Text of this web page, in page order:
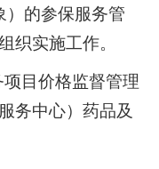
）的参保服务管
织实施工作。
目价格监督管理
务中心）药品及